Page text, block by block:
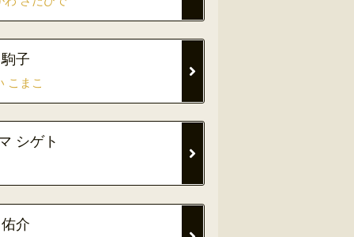
子
こまこ
シゲト
介